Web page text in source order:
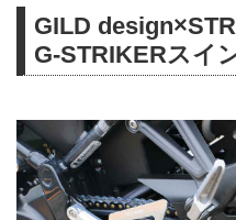
GILD
G-STRIKERスイ